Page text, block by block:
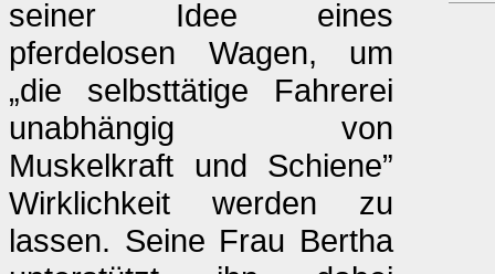
seiner Idee eines
pferdelosen Wagen, um
„die selbsttätige Fahrerei
unabhängig von
Muskelkraft und Schiene”
Wirklichkeit werden zu
lassen. Seine Frau Bertha